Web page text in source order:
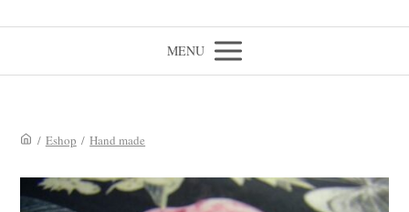
MENU
/ Eshop / Hand made